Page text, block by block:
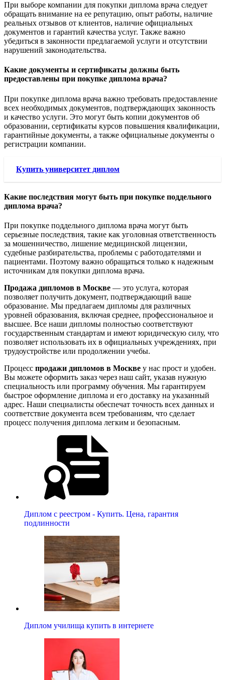
При выборе компании для покупки диплома врача следует
обращать внимание на ее репутацию, опыт работы, наличие
реальных отзывов от клиентов, наличие официальных
документов и гарантий качества услуг. Также важно
убедиться в законности предлагаемой услуги и отсутствии
нарушений законодательства.
Какие документы и сертификаты должны быть
предоставлены при покупке диплома врача?
При покупке диплома врача важно требовать предоставление
всех необходимых документов, подтверждающих законность
и качество услуги. Это могут быть копии документов об
образовании, сертификаты курсов повышения квалификации,
гарантийные документы, а также официальные документы о
регистрации компании.
Купить университет диплом
Какие последствия могут быть при покупке поддельного
диплома врача?
При покупке поддельного диплома врача могут быть
серьезные последствия, такие как уголовная ответственность
за мошенничество, лишение медицинской лицензии,
судебные разбирательства, проблемы с работодателями и
пациентами. Поэтому важно обращаться только к надежным
источникам для покупки диплома врача.
Продажа дипломов в Москве — это услуга, которая
позволяет получить документ, подтверждающий ваше
образование. Мы предлагаем дипломы для различных
уровней образования, включая среднее, профессиональное и
высшее. Все наши дипломы полностью соответствуют
государственным стандартам и имеют юридическую силу, что
позволяет использовать их в официальных учреждениях, при
трудоустройстве или продолжении учебы.
Процесс продажи дипломов в Москве у нас прост и удобен.
Вы можете оформить заказ через наш сайт, указав нужную
специальность или программу обучения. Мы гарантируем
быстрое оформление диплома и его доставку на указанный
адрес. Наши специалисты обеспечат точность всех данных и
соответствие документа всем требованиям, что сделает
процесс получения диплома легким и безопасным.
Диплом с реестром - Купить. Цена, гарантия
подлинности
Диплом училища купить в интернете